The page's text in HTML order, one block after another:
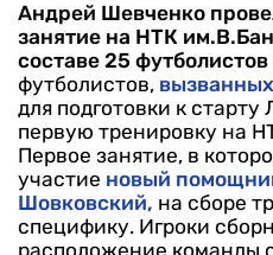
Андрей Шевченко
занятие на НТК
составе 25 футболистов
футболистов,
для подготовки к
первую тренировку на
Первое занятие, в
участие новый
Шовковский, на сборе
специфику. Игроки